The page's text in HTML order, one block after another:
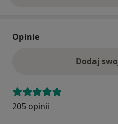
Opinie
Dodaj
205 opinii